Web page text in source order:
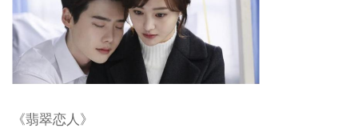
《翡翠恋人》